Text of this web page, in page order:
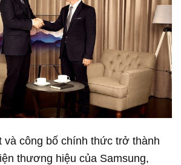
và công bố chính thức trở thành
thương hiệu của Samsung,